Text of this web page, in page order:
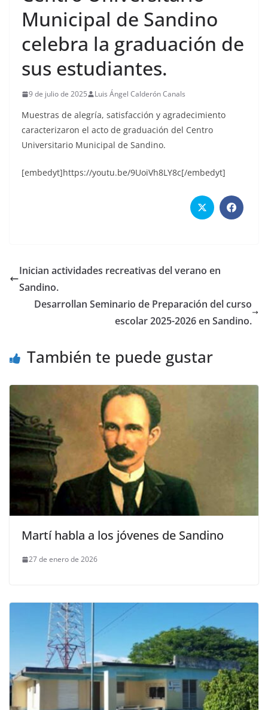
Municipal de Sandino
celebra la graduación de
sus estudiantes.
9 de julio de 2025 Luis Ángel Calderón Canals
Muestras de alegría, satisfacción y agradecimiento
caracterizaron el acto de graduación del Centro
Universitario Municipal de Sandino.
[embedyt]https://youtu.be/9UoiVh8LY8c[/embedyt]
Inician actividades recreativas del verano en
Sandino.
Desarrollan Seminario de Preparación del curso
escolar 2025-2026 en Sandino.
También te puede gustar
Martí habla a los jóvenes de Sandino
27 de enero de 2026